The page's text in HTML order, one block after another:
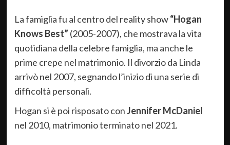
La famiglia fu al centro del reality show“Hogan
Knows Best” (2005-2007), che mostrava la vita
quotidiana della celebre famiglia, ma anche le
prime crepe nel matrimonio. Il divorzio da Linda
arrivò nel 2007, segnando l’inizio di una serie di
difficoltà personali.
Hogan si è poi risposato conJennifer McDaniel
nel 2010, matrimonio terminato nel 2021.